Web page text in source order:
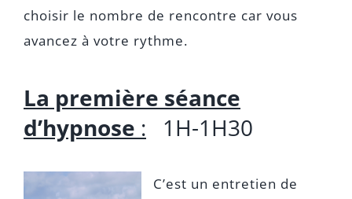
choisir le nombre de rencontre car vous
avancez à votre rythme.
La première séance
d’hypnose : 1H-1H30
C’est un entretien de